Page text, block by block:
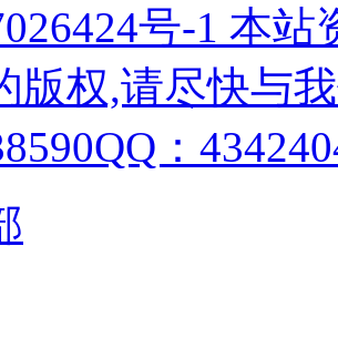
号-1 本
版权,请尽快与
：